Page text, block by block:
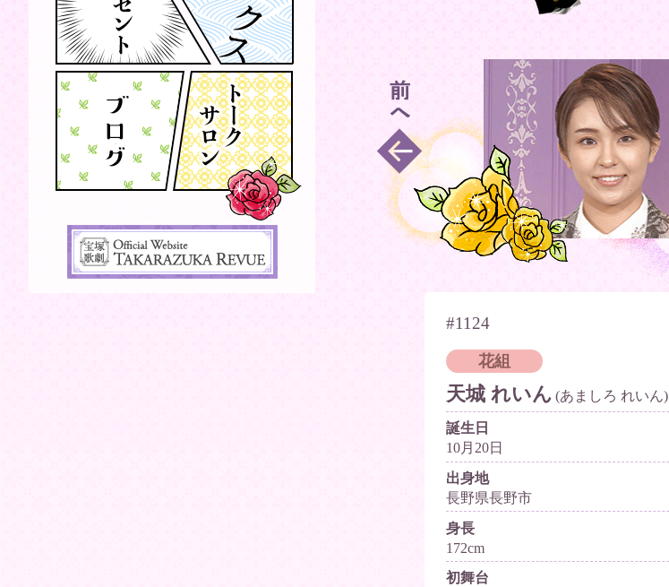
#1124
花組
天城 れいん (あましろ れいん)
誕生日
10月20日
出身地
長野県長野市
身長
172cm
初舞台